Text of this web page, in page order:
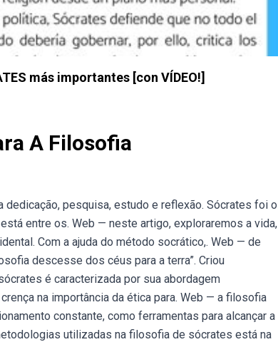
más importantes [con VÍDEO!]
A Filosofia
dedicação, pesquisa, estudo e reflexão. Sócrates foi o
entre os. Web — neste artigo, exploraremos a vida,
Com a ajuda do método socrático,. Web — de
descesse dos céus para a terra”. Criou
é caracterizada por sua abordagem
na importância da ética para. Web — a filosofia
constante, como ferramentas para alcançar a
utilizadas na filosofia de sócrates está na